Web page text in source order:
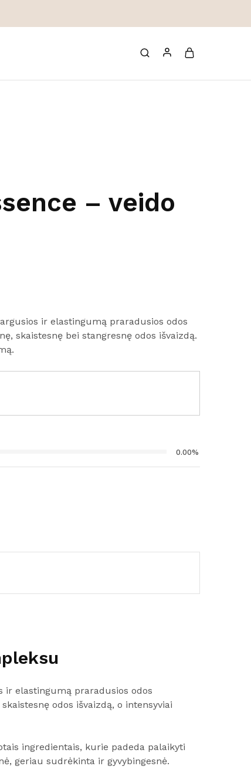
– veido
ir elastingumą praradusios odos
skaistesnę bei stangresnę odos išvaizdą.
0.00%
ir elastingumą praradusios odos
odos išvaizdą, o intensyviai
ingredientais, kurie padeda palaikyti
geriau sudrėkinta ir gyvybingesnė.